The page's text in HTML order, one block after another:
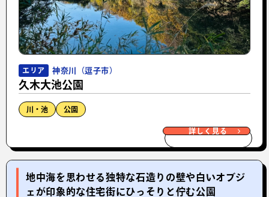
エリア 神奈川（逗子市）
久木大池公園
川・池 公園
詳しく見る
地中海を思わせる独特な石造りの壁や白いオブジ
ェが印象的な住宅街にひっそりと佇む公園